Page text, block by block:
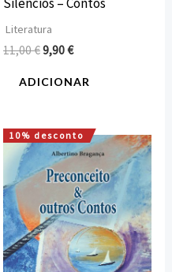
Literatura
11,00€9,90€
ADICIONAR
10% desconto
O
preço
original
era:
6,00 €.
O
preço
atual
é:
5,40 €.